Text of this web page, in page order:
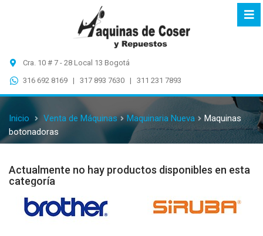
Cra. 10 # 7 - 28 Local 13 Bogotá
316 692 8169 | 317 893 7630 | 311 231 7893
Inicio Venta de Máquinas Maquinaria Nueva
Maquinas
botonadoras
Actualmente no hay productos disponibles en esta
categoría